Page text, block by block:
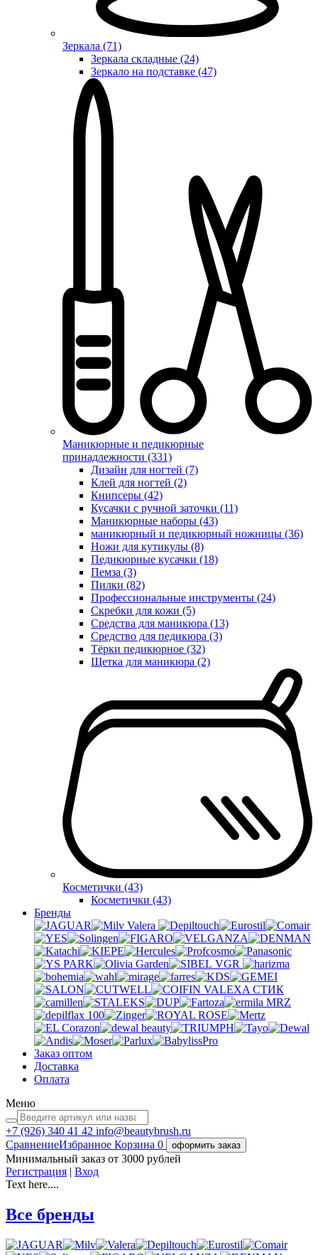
Зеркала (71)
Зеркала складные (24)
Зеркало на подставке (47)
Маникюрные и педикюрные
принадлежности (331)
Дизайн для ногтей (7)
Клей для ногтей (2)
Книпсеры (42)
Кусачки с ручной заточки (11)
Маникюрные наборы (43)
маникюрный и педикюрный ножницы (36)
Ножи для кутикулы (8)
Педикюрные кусачки (18)
Пемза (3)
Пилки (82)
Профессиональные инструменты (24)
Скребки для кожи (5)
Средства для маникюра (13)
Средство для педикюра (3)
Тёрки педикюрное (32)
Щетка для маникюра (2)
Косметички (43)
Косметички (43)
Бренды
Valera
VGR
VALEXA СТИК
MRZ
Заказ оптом
Доставка
Оплата
Меню
+7 (926) 340 41 42 info@beautybrush.ru
СравнениеИзбранное Корзина 0 оформить заказ
Минимальный заказ от 3000 рублей
Регистрация | Вход
Text here....
Все бренды